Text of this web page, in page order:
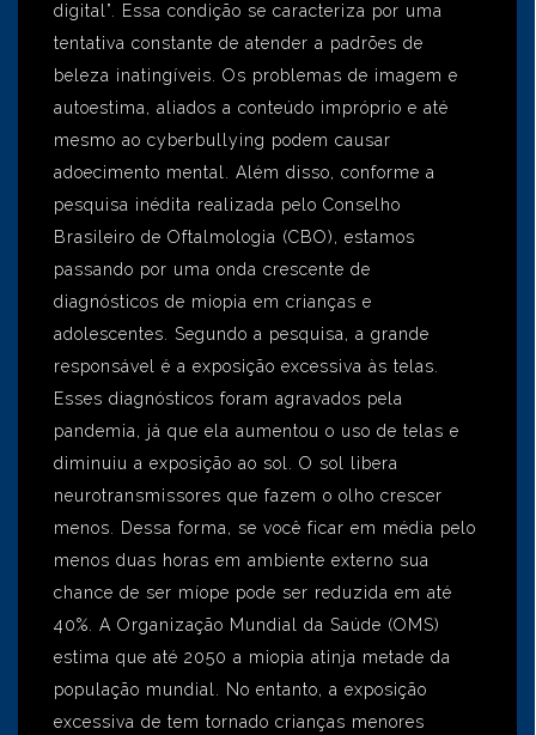
digital”. Essa condição se caracteriza por uma
tentativa constante de atender a padrões de
beleza inatingíveis. Os problemas de imagem e
autoestima, aliados a conteúdo impróprio e até
mesmo ao cyberbullying podem causar
adoecimento mental. Além disso, conforme a
pesquisa inédita realizada pelo Conselho
Brasileiro de Oftalmologia (CBO), estamos
passando por uma onda crescente de
diagnósticos de miopia em crianças e
adolescentes. Segundo a pesquisa, a grande
responsável é a exposição excessiva às telas.
Esses diagnósticos foram agravados pela
pandemia, já que ela aumentou o uso de telas e
diminuiu a exposição ao sol. O sol libera
neurotransmissores que fazem o olho crescer
menos. Dessa forma, se você ficar em média pelo
menos duas horas em ambiente externo sua
chance de ser míope pode ser reduzida em até
40%. A Organização Mundial da Saúde (OMS)
estima que até 2050 a miopia atinja metade da
população mundial. No entanto, a exposição
excessiva de tem tornado crianças menores